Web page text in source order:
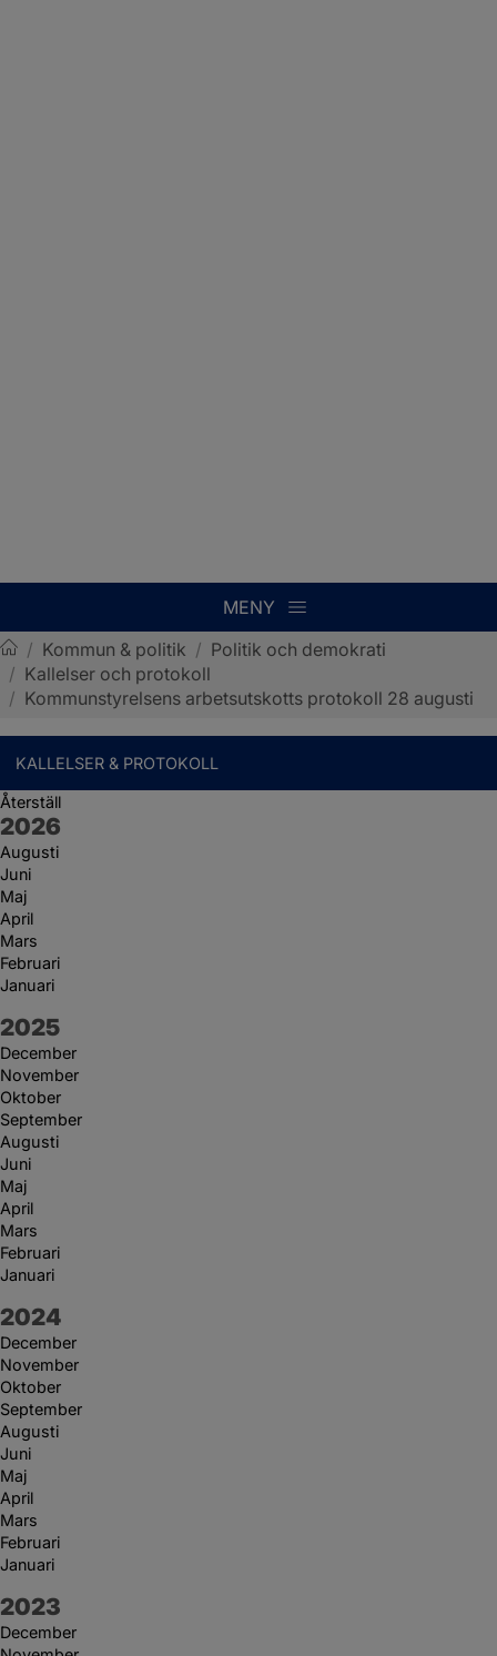
MENY
Sotenäs kommun
/ Kommun & politik / Politik och demokrati
/ Kallelser och protokoll
/ Kommunstyrelsens arbetsutskotts protokoll 28 augusti
KALLELSER & PROTOKOLL
Återställ
År:
2026
Augusti
Juni
Maj
April
Mars
Februari
Januari
År:
2025
December
November
Oktober
September
Augusti
Juni
Maj
April
Mars
Februari
Januari
År:
2024
December
November
Oktober
September
Augusti
Juni
Maj
April
Mars
Februari
Januari
År:
2023
December